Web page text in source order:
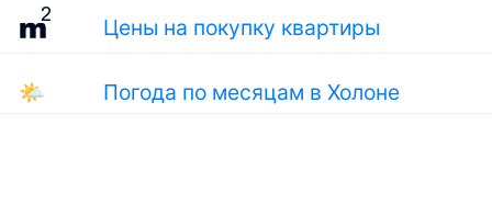
Цены на покупку квартиры
🌤 Погода по месяцам в Холоне